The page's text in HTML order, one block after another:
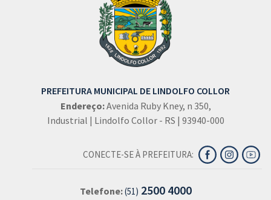
PREFEITURA MUNICIPAL DE LINDOLFO COLLOR
Endereço:Avenida Ruby Kney, n 350,
Industrial | Lindolfo Collor - RS | 93940-000
CONECTE-SE À PREFEITURA:
Telefone:(51) 2500 4000